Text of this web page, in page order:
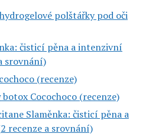
polštářky pod oči
čisticí pěna a intenzivní
srovnání)
(recenze)
botox Cocochoco (recenze)
Slaměnka: čisticí pěna a
recenze a srovnání)